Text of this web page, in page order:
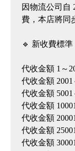
因物流公司自
費，本店將同
🔹 新收費標準
代收金額 1～
代收金額
代收金額
代收金額
代收金額
代收金額
代收金額